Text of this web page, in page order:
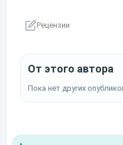
Рецензии
От этого автора
Пока нет других